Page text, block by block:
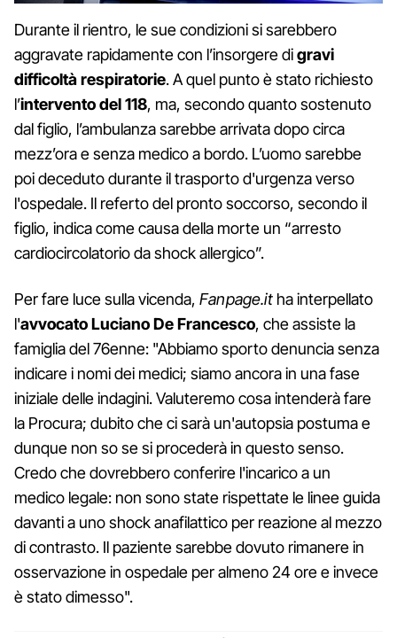
Durante il rientro, le sue condizioni si sarebbero
aggravate rapidamente con l’insorgere digravi
difficoltà respiratorie. A quel punto è stato richiesto
l’intervento del 118, ma, secondo quanto sostenuto
dal figlio, l’ambulanza sarebbe arrivata dopo circa
mezz’ora e senza medico a bordo. L’uomo sarebbe
poi deceduto durante il trasporto d'urgenza verso
l'ospedale. Il referto del pronto soccorso, secondo il
figlio, indica come causa della morte un “arresto
cardiocircolatorio da shock allergico”.
Per fare luce sulla vicenda, Fanpage.itha interpellato
l'avvocato Luciano De Francesco, che assiste la
famiglia del 76enne: "Abbiamo sporto denuncia senza
indicare i nomi dei medici; siamo ancora in una fase
iniziale delle indagini. Valuteremo cosa intenderà fare
la Procura; dubito che ci sarà un'autopsia postuma e
dunque non so se si procederà in questo senso.
Credo che dovrebbero conferire l'incarico a un
medico legale: non sono state rispettate le linee guida
davanti a uno shock anafilattico per reazione al mezzo
di contrasto. Il paziente sarebbe dovuto rimanere in
osservazione in ospedale per almeno 24 ore e invece
è stato dimesso".